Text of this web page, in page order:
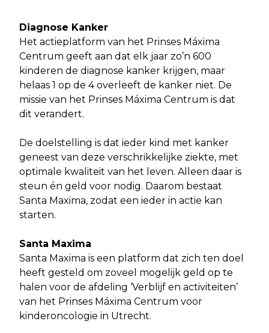
Diagnose Kanker
Het actieplatform van het Prinses Máxima
Centrum geeft aan dat elk jaar zo’n 600
kinderen de diagnose kanker krijgen, maar
helaas 1 op de 4 overleeft de kanker niet. De
missie van het Prinses Máxima Centrum is dat
dit verandert.
De doelstelling is dat ieder kind met kanker
geneest van deze verschrikkelijke ziekte, met
optimale kwaliteit van het leven. Alleen daar is
steun én geld voor nodig. Daarom bestaat
Santa Maxima, zodat een ieder in actie kan
starten.
Santa Maxima
Santa Maxima is een platform dat zich ten doel
heeft gesteld om zoveel mogelijk geld op te
halen voor de afdeling ‘Verblijf en activiteiten’
van het Prinses Máxima Centrum voor
kinderoncologie in Utrecht.